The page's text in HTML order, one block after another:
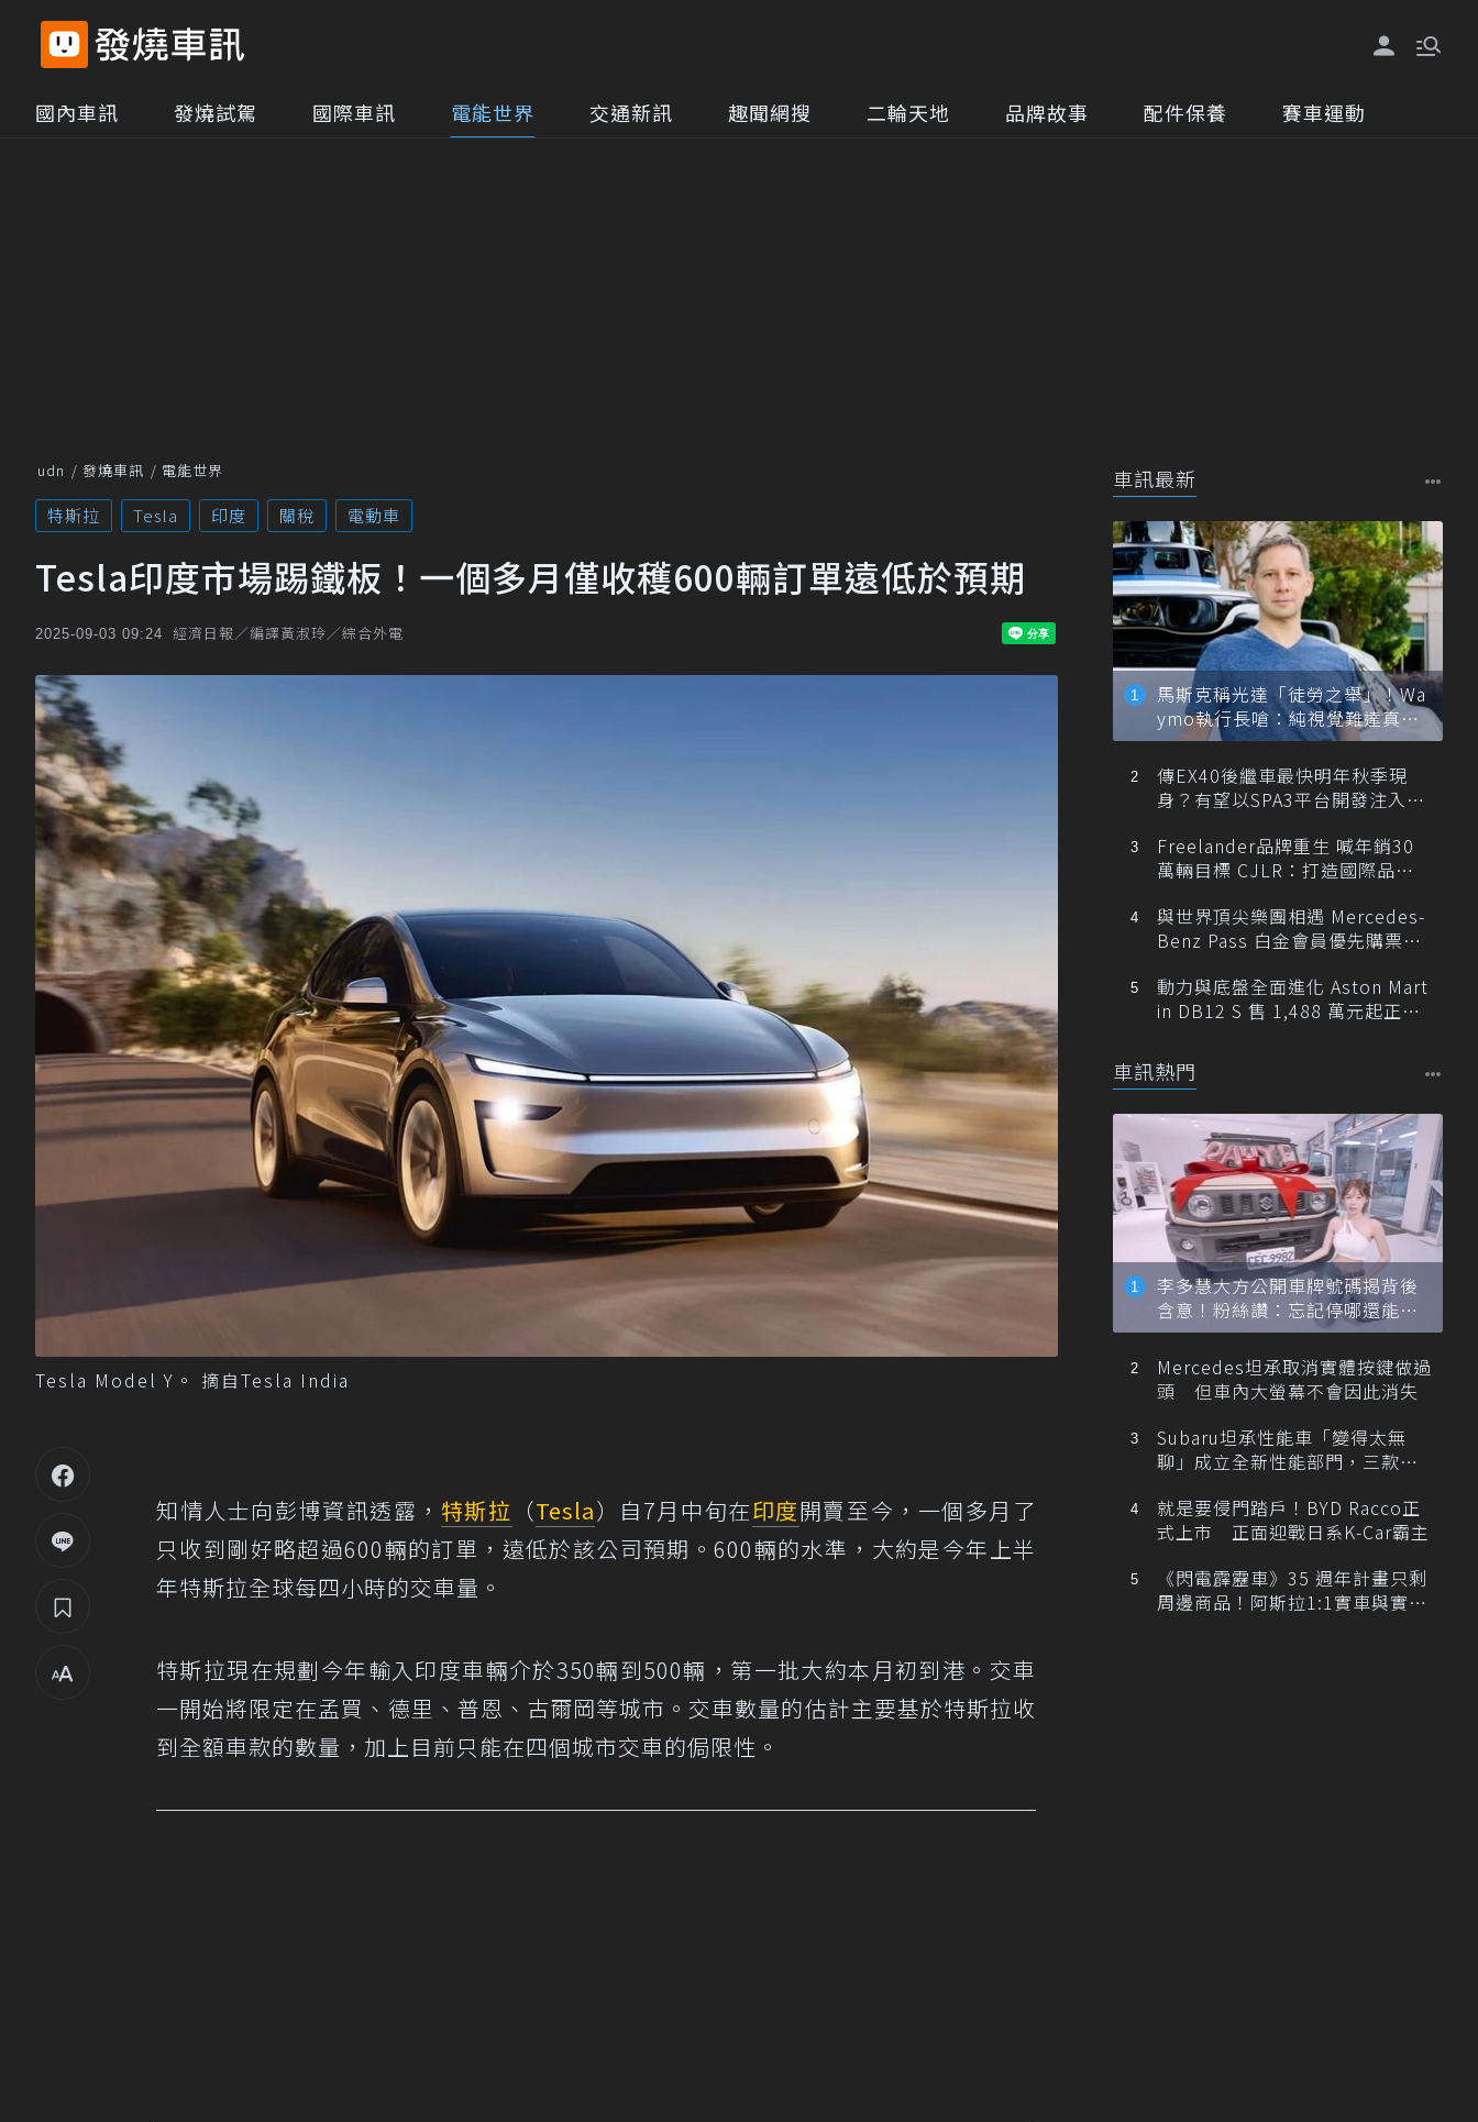
國內車訊 發燒試駕 國際車訊 電能世界 交通新訊 趣聞網搜 二輪天地 品牌故事 配件保養 賽車運動
udn 發燒車訊 電能世界
特斯拉 Tesla 印度 關稅 電動車
Tesla印度市場踢鐵板！一個多月僅收穫600輛訂單遠低於預期
2025-09-03 09:24 經濟日報／編譯黃淑玲／綜合外電
Tesla Model Y。 摘自Tesla India
知情人士向彭博資訊透露， 特斯拉 （Tesla）自7月中旬在印度開賣至今，一個多月了
只收到剛好略超過600輛的訂單，遠低於該公司預期。600輛的水準，大約是今年上半
年特斯拉全球每四小時的交車量。
特斯拉現在規劃今年輸入印度車輛介於350輛到500輛，第一批大約本月初到港。交車
一開始將限定在孟買、德里、普恩、古爾岡等城市。交車數量的估計主要基於特斯拉收
到全額車款的數量，加上目前只能在四個城市交車的侷限性。
車訊最新
馬斯克稱光達「徒勞之舉」！Wa
ymo執行長嗆：純視覺難達真正
自動駕駛
傳EX40後繼車最快明年秋季現
身？有望以SPA3平台開發注入80
Freelander品牌重生 喊年銷30
萬輛目標 CJLR：打造國際品牌
與世界頂尖樂團相遇 Mercedes-
Benz Pass 白金會員優先購票維
動力與底盤全面進化 Aston Mart
in DB12 S 售 1,488 萬元起正式
車訊熱門
李多慧大方公開車牌號碼揭背後
含意！粉絲讚：忘記停哪還能幫
忙找車
Mercedes坦承取消實體按鍵做過
頭 但車內大螢幕不會因此消失
Subaru坦承性能車「變得太無
聊」成立全新性能部門，三款手
就是要侵門踏戶！BYD Racco正
式上市 正面迎戰日系K-Car霸主
《閃電霹靂車》35 週年計畫只剩
周邊商品！阿斯拉1:1實車與實體